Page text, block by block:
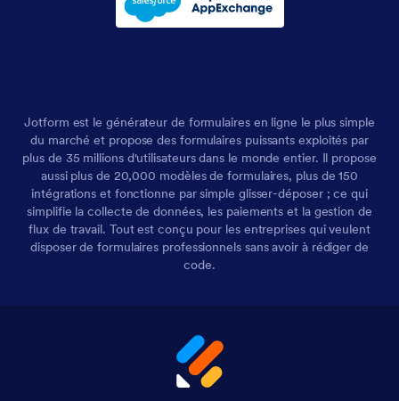
Jotform est le générateur de formulaires en ligne le plus simple
du marché et propose des formulaires puissants exploités par
plus de 35 millions d'utilisateurs dans le monde entier. Il propose
aussi plus de 20,000 modèles de formulaires, plus de 150
intégrations et fonctionne par simple glisser-déposer ; ce qui
simplifie la collecte de données, les paiements et la gestion de
flux de travail. Tout est conçu pour les entreprises qui veulent
disposer de formulaires professionnels sans avoir à rédiger de
code.